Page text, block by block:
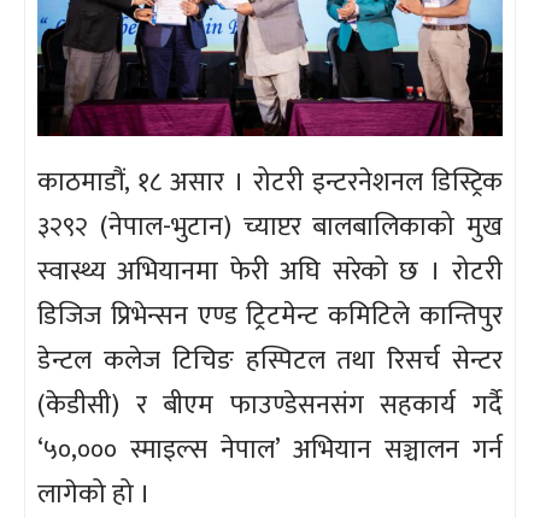
काठमाडौं, १८ असार । रोटरी इन्टरनेशनल डिस्ट्रिक
३२९२ (नेपाल-भुटान) च्याप्टर बालबालिकाको मुख
स्वास्थ्य अभियानमा फेरी अघि सरेको छ । रोटरी
डिजिज प्रिभेन्सन एण्ड ट्रिटमेन्ट कमिटिले कान्तिपुर
डेन्टल कलेज टिचिङ हस्पिटल तथा रिसर्च सेन्टर
(केडीसी) र बीएम फाउण्डेसनसंग सहकार्य गर्दै
‘५०,००० स्माइल्स नेपाल’ अभियान सञ्चालन गर्न
लागेको हो ।